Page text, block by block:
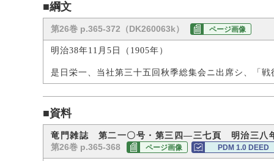
■綱文
第26巻 p.365-372（DK260063k） ページ画像
明治38年11月5日（1905年）
是日栄一、当社第三十五回秋季総集会ニ出席シ、「
■資料
竜門雑誌 第二一〇号・第三四―三七頁 明治三八
第26巻 p.365-368 ページ画像 PDM 1.0 DEED